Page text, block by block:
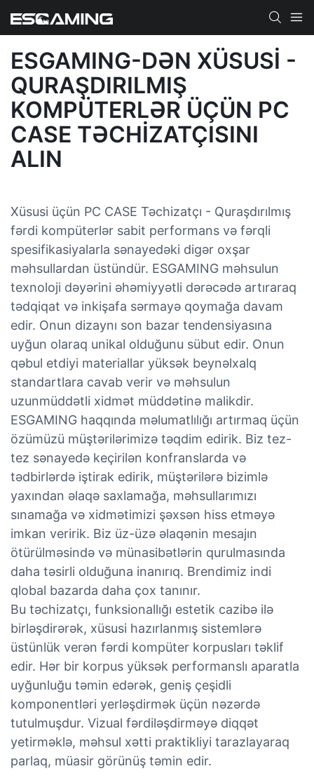
ESGAMING-DƏN XÜSUSI -
QURAŞDIRILMIŞ
KOMPÜTERLƏR ÜÇÜN PC
CASE TƏCHIZATÇISINI
ALIN
Xüsusi üçün PC CASE Təchizatçı - Quraşdırılmış
fərdi kompüterlər sabit performans və fərqli
spesifikasiyalarla sənayedəki digər oxşar
məhsullardan üstündür. ESGAMING məhsulun
texnoloji dəyərini əhəmiyyətli dərəcədə artıraraq
tədqiqat və inkişafa sərmayə qoymağa davam
edir. Onun dizaynı son bazar tendensiyasına
uyğun olaraq unikal olduğunu sübut edir. Onun
qəbul etdiyi materiallar yüksək beynəlxalq
standartlara cavab verir və məhsulun
uzunmüddətli xidmət müddətinə malikdir.
ESGAMING haqqında məlumatlılığı artırmaq üçün
özümüzü müştərilərimizə təqdim edirik. Biz tez-
tez sənayedə keçirilən konfranslarda və
tədbirlərdə iştirak edirik, müştərilərə bizimlə
yaxından əlaqə saxlamağa, məhsullarımızı
sınamağa və xidmətimizi şəxsən hiss etməyə
imkan veririk. Biz üz-üzə əlaqənin mesajın
ötürülməsində və münasibətlərin qurulmasında
daha təsirli olduğuna inanırıq. Brendimiz indi
qlobal bazarda daha çox tanınır.
Bu təchizatçı, funksionallığı estetik cazibə ilə
birləşdirərək, xüsusi hazırlanmış sistemlərə
üstünlük verən fərdi kompüter korpusları təklif
edir. Hər bir korpus yüksək performanslı aparatla
uyğunluğu təmin edərək, geniş çeşidli
komponentləri yerləşdirmək üçün nəzərdə
tutulmuşdur. Vizual fərdiləşdirməyə diqqət
yetirməklə, məhsul xətti praktikliyi tarazlayaraq
parlaq, müasir görünüş təmin edir.